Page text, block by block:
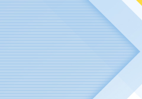
移至網頁之主要內容區位置